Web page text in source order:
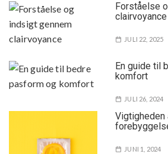
Forståelse
clairvoyance
JULI 22, 2025
En guide til
komfort
JULI 26, 2024
Vigtigheden
JUNI 1, 2024